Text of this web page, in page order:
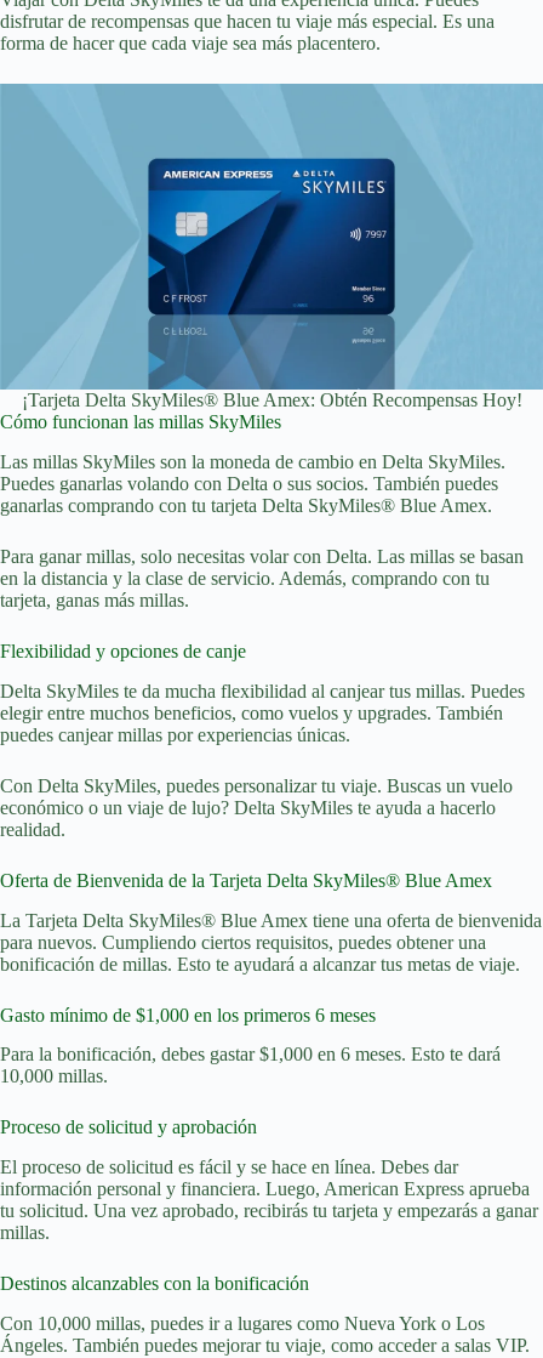
disfrutar de recompensas que hacen tu viaje más especial. Es una
forma de hacer que cada viaje sea más placentero.
¡Tarjeta Delta SkyMiles® Blue Amex: Obtén Recompensas Hoy!
Cómo funcionan las millas SkyMiles
Las millas SkyMiles son la moneda de cambio en Delta SkyMiles.
Puedes ganarlas volando con Delta o sus socios. También puedes
ganarlas comprando con tu tarjeta Delta SkyMiles® Blue Amex.
Para ganar millas, solo necesitas volar con Delta. Las millas se basan
en la distancia y la clase de servicio. Además, comprando con tu
tarjeta, ganas más millas.
Flexibilidad y opciones de canje
Delta SkyMiles te da mucha flexibilidad al canjear tus millas. Puedes
elegir entre muchos beneficios, como vuelos y upgrades. También
puedes canjear millas por experiencias únicas.
Con Delta SkyMiles, puedes personalizar tu viaje. Buscas un vuelo
económico o un viaje de lujo? Delta SkyMiles te ayuda a hacerlo
realidad.
Oferta de Bienvenida de la Tarjeta Delta SkyMiles® Blue Amex
La Tarjeta Delta SkyMiles® Blue Amex tiene una oferta de bienvenida
para nuevos. Cumpliendo ciertos requisitos, puedes obtener una
bonificación de millas. Esto te ayudará a alcanzar tus metas de viaje.
Gasto mínimo de $1,000 en los primeros 6 meses
Para la bonificación, debes gastar $1,000 en 6 meses. Esto te dará
10,000 millas.
Proceso de solicitud y aprobación
El proceso de solicitud es fácil y se hace en línea. Debes dar
información personal y financiera. Luego, American Express aprueba
tu solicitud. Una vez aprobado, recibirás tu tarjeta y empezarás a ganar
millas.
Destinos alcanzables con la bonificación
Con 10,000 millas, puedes ir a lugares como Nueva York o Los
Ángeles. También puedes mejorar tu viaje, como acceder a salas VIP.